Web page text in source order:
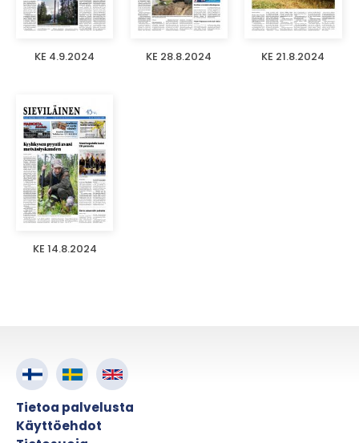
KE 4.9.2024 KE 28.8.2024 KE 21.8.2024
KE 14.8.2024
Tietoa palvelusta
Käyttöehdot